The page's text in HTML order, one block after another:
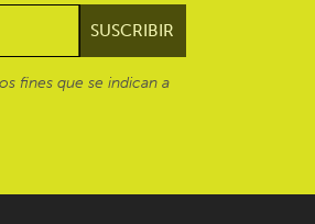
fines que se indican a